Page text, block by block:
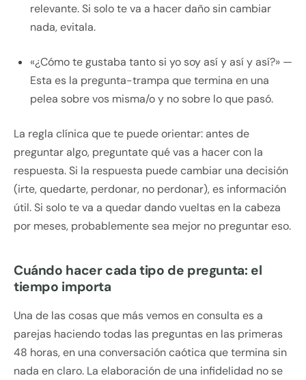
relevante. Si solo te va a hacer daño sin cambiar
nada, evitala.
«¿Cómo te gustaba tanto si yo soy así y así y así?» —
Esta es la pregunta-trampa que termina en una
pelea sobre vos misma/o y no sobre lo que pasó.
La regla clínica que te puede orientar: antes de
preguntar algo, preguntate qué vas a hacer con la
respuesta. Si la respuesta puede cambiar una decisión
(irte, quedarte, perdonar, no perdonar), es información
útil. Si solo te va a quedar dando vueltas en la cabeza
por meses, probablemente sea mejor no preguntar eso.
Cuándo hacer cada tipo de pregunta: el
tiempo importa
Una de las cosas que más vemos en consulta es a
parejas haciendo todas las preguntas en las primeras
48 horas, en una conversación caótica que termina sin
nada en claro. La elaboración de una infidelidad no se